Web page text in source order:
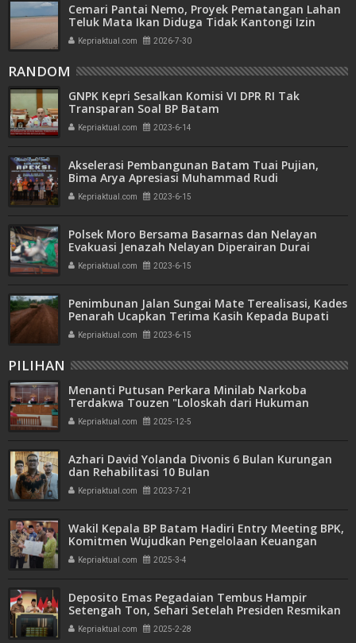
Cemari Pantai Nemo, Proyek Pematangan Lahan
Teluk Mata Ikan Diduga Tidak Kantongi Izin
Amdal
Kepriaktual.com 2026-7-30
RANDOM
GNPK Kepri Sesalkan Komisi VI DPR RI Tak
Transparan Soal BP Batam
Kepriaktual.com 2023-6-14
Akselerasi Pembangunan Batam Tuai Pujian,
Bima Arya Apresiasi Muhammad Rudi
Kepriaktual.com 2023-6-15
Polsek Moro Bersama Basarnas dan Nelayan
Evakuasi Jenazah Nelayan Diperairan Durai
Kepriaktual.com 2023-6-15
Penimbunan Jalan Sungai Mate Terealisasi, Kades
Penarah Ucapkan Terima Kasih Kepada Bupati
Karimun dan Guberbur Kepri
Kepriaktual.com 2023-6-15
PILIHAN
Menanti Putusan Perkara Minilab Narkoba
Terdakwa Touzen "Loloskah dari Hukuman
Seumur Hidup atau Mati"
Kepriaktual.com 2025-12-5
Azhari David Yolanda Divonis 6 Bulan Kurungan
dan Rehabilitasi 10 Bulan
Kepriaktual.com 2023-7-21
Wakil Kepala BP Batam Hadiri Entry Meeting BPK,
Komitmen Wujudkan Pengelolaan Keuangan
Transparan dan Akuntabel
Kepriaktual.com 2025-3-4
Deposito Emas Pegadaian Tembus Hampir
Setengah Ton, Sehari Setelah Presiden Resmikan
Bank Emas
Kepriaktual.com 2025-2-28